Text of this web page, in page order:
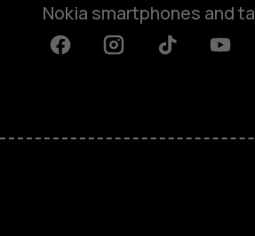
Nokia smartphones and
FacebookInstagramTiktok